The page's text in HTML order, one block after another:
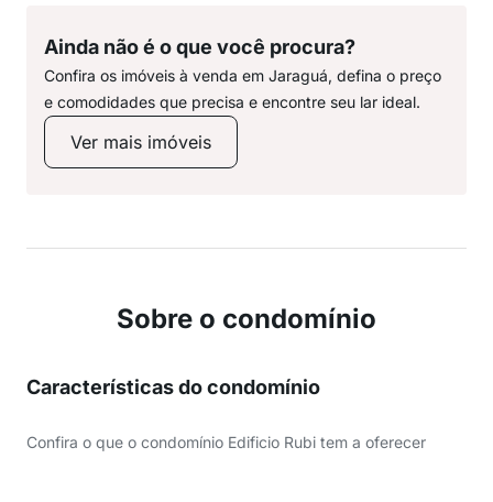
Ainda não é o que você procura?
Confira os imóveis à venda em Jaraguá, defina o preço
e comodidades que precisa e encontre seu lar ideal.
Ver mais imóveis
Sobre o condomínio
Características do condomínio
Confira o que o condomínio Edificio Rubi tem a oferecer